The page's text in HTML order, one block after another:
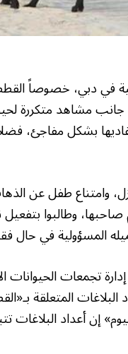
في دبي، خصوصاً
جانب مشاهد متكررة
بشكل مفاجئ،
وامتناع طفل عن
وطالبوا بتفعيل
المسؤولية في حال
تجمعات الحيوانات
المتعلقة
إن أعداد البلاغات